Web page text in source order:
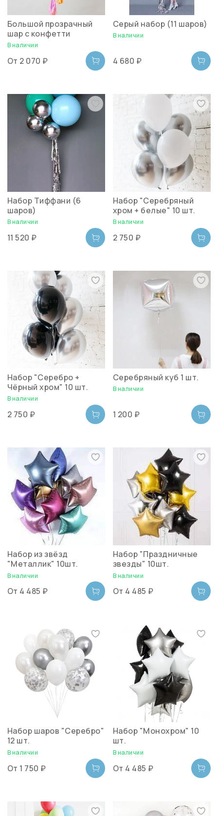
Большой прозрачный
шар c конфетти
В наличии
От 2 070 ₽
Серый набор (11 шаров)
В наличии
4 680 ₽
Набор Тиффани (6
шаров)
В наличии
11 520 ₽
Набор "Серебряный
хром + белые" 10 шт.
В наличии
2 750 ₽
Набор "Серебро +
Чёрный хром" 10 шт.
В наличии
2 750 ₽
Серебряный куб 1 шт.
В наличии
1 200 ₽
Набор из звёзд
"Металлик" 10шт.
В наличии
От 4 485 ₽
Набор "Праздничные
звезды" 10шт.
В наличии
От 4 485 ₽
Набор шаров "Серебро"
12 шт.
В наличии
От 1 750 ₽
Набор "Монохром" 10
шт.
В наличии
От 4 485 ₽